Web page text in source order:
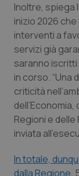
Piemonte
Puglia
Sardegna
Sicilia
HIV
Infezioni
Malattie
Malattia
Inoltre, spiega
inizio 2026
interventi a
servizi già
saranno iscritti
in corso. “Una
criticità
Regioni e
inviata
In totale,
dalla Regione,